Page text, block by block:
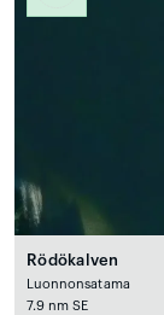
Rödökalven
Luonnonsatama
7.9 nm SE